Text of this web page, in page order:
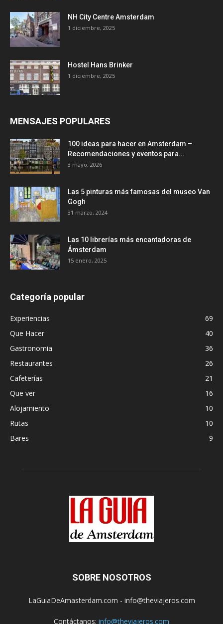
NH City Centre Amsterdam
1 diciembre, 2025
Hostel Hans Brinker
1 diciembre, 2025
MENSAJES POPULARES
100 ideas para hacer en Amsterdam –
Recomendaciones y eventos para...
3 mayo, 2026
Las 5 pinturas más famosas del museo Van
Gogh
31 marzo, 2024
Las 10 librerías más encantadoras de
Ámsterdam
15 enero, 2025
Categoría popular
Experiencias
69
Que Hacer
40
Gastronomia
36
Restaurantes
26
Cafeterías
21
Que ver
16
Alojamiento
10
Rutas
10
Bares
9
SOBRE NOSOTROS
LaGuiaDeAmasterdam.com - info@theviajeros.com
Contáctanos: info@theviajeros.com